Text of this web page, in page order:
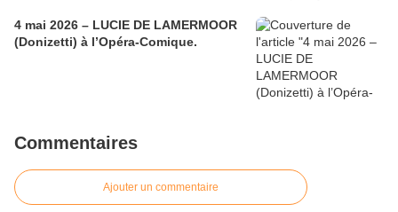
4 mai 2026 – LUCIE DE LAMERMOOR
(Donizetti) à l’Opéra-Comique.
Commentaires
Ajouter un commentaire